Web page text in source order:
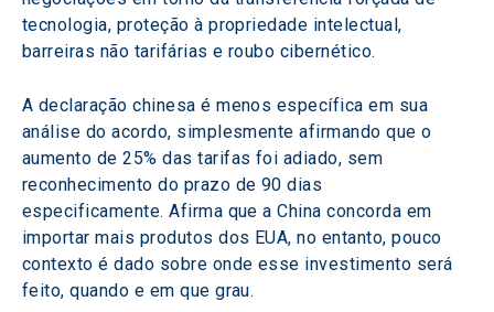
tecnologia, proteção à propriedade intelectual,
barreiras não tarifárias e roubo cibernético.
A declaração chinesa é menos específica em sua
análise do acordo, simplesmente afirmando que o
aumento de 25% das tarifas foi adiado, sem
reconhecimento do prazo de 90 dias
especificamente. Afirma que a China concorda em
importar mais produtos dos EUA, no entanto, pouco
contexto é dado sobre onde esse investimento será
feito, quando e em que grau.